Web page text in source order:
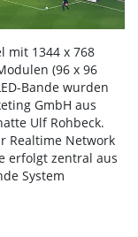
mit 1344 x 768
(96 x 96
Bande wurden
GmbH aus
Ulf Rohbeck.
Realtime Network
erfolgt zentral aus
System